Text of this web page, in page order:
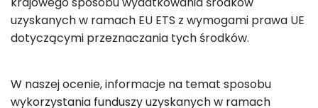
uzyskanych w ramach EU ETS z wymogami prawa UE
dotyczącymi przeznaczania tych środków.
W naszej ocenie, informacje na temat sposobu
wykorzystania funduszy uzyskanych w ramach